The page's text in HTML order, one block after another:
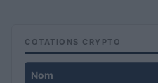
COTATIONS CRYPTO
Nom